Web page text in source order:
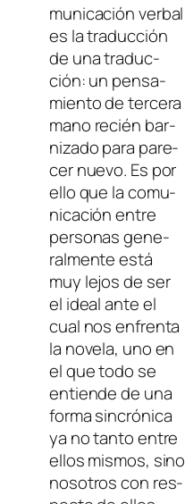
mu­ni­ca­ción ver­bal
es la tra­duc­ción
de una tra­duc­
ción: un pen­sa­
mien­to de ter­ce­ra
mano re­cién bar­
ni­za­do pa­ra pa­re­
cer nue­vo. Es por
ello que la co­mu­
ni­ca­ción en­tre
per­so­nas ge­ne­
ral­men­te es­tá
muy le­jos de ser
el ideal an­te el
cual nos en­fren­ta
la no­ve­la, uno en
el que to­do se
en­tien­de de una
for­ma sin­cró­ni­ca
ya no tan­to en­tre
ellos mis­mos, sino
no­so­tros con res­